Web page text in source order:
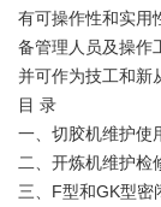
有可操作性和实用
备管理人员及操作
并可作为技工和新
目 录
一、切胶机维护使
二、开炼机维护检
三、F型和GK型密